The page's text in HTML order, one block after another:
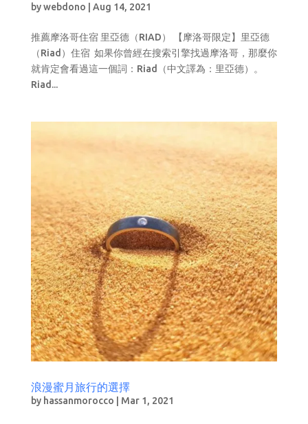
bywebdono Aug 14, 2021
推薦摩洛哥住宿 里亞德（RIAD） 【摩洛哥限定】里亞德
（Riad）住宿 如果你曾經在搜索引擎找過摩洛哥，那麼你
就肯定會看過這一個詞：Riad（中文譯為：里亞德）。
Riad...
浪漫蜜月旅行的選擇
by hassanmorocco Mar 1, 2021